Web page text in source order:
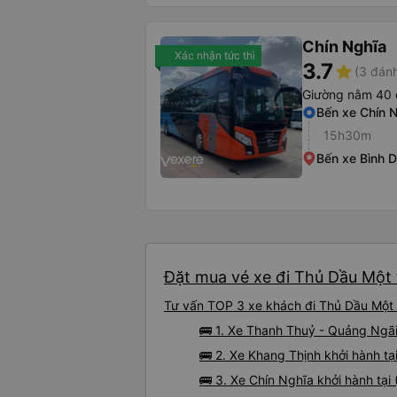
Xác nhận tức thì Chín Nghĩa
3.7star (3
Giường nằm 40
Bến xe Chín
15h30m
Bến xe Bình
Đặt mua vé xe đi Thủ Dầu
Tư vấn TOP 3 xe khách đi Thủ Dầu
🚌 1. Xe Thanh Thuỷ - Quảng
🚌 2. Xe Khang Thịnh khởi hành
🚌 3. Xe Chín Nghĩa khởi hành tại